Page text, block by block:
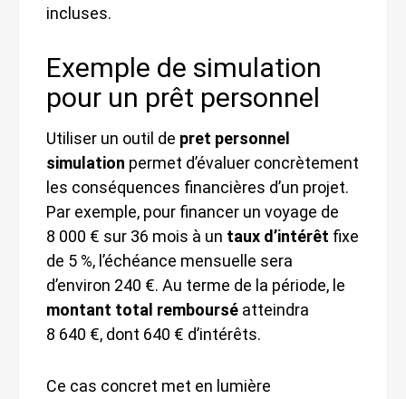
incluses.
Exemple de simulation
pour un prêt personnel
Utiliser un outil de pret personnel
simulation permet d’évaluer concrètement
les conséquences financières d’un projet.
Par exemple, pour financer un voyage de
8 000 € sur 36 mois à un taux d’intérêt fixe
de 5 %, l’échéance mensuelle sera
d’environ 240 €. Au terme de la période, le
montant total remboursé atteindra
8 640 €, dont 640 € d’intérêts.
Ce cas concret met en lumière